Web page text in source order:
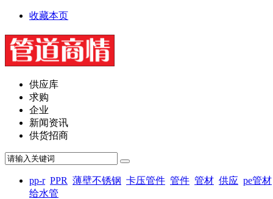
收藏本页
供应库
求购
企业
新闻资讯
供货招商
pp-r PPR 薄壁不锈钢 卡压管件 管件 管材 供应 pe管材
给水管